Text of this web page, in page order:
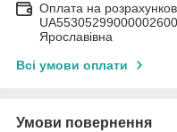
Оплата на
Ярославівна
Всі умови оплати
Умови повернення